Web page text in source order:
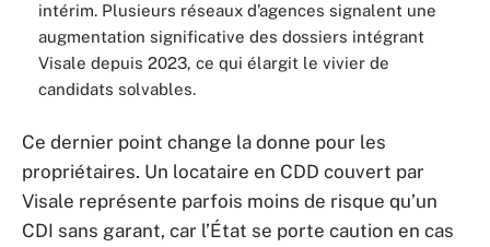
intérim. Plusieurs réseaux d’agences signalent une
augmentation significative des dossiers intégrant
Visale depuis 2023, ce qui élargit le vivier de
candidats solvables.
Ce dernier point change la donne pour les
propriétaires. Un locataire en CDD couvert par
Visale représente parfois moins de risque qu’un
CDI sans garant, car l’État se porte caution en cas